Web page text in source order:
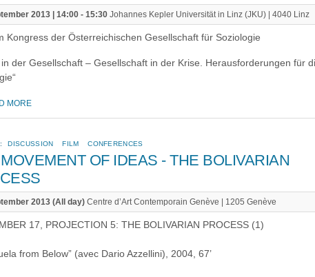
2013 | 14:00 - 15:30 Johannes Kepler Universität in Linz (JKU) | 4040 Linz
Kongress der Österreichischen Gesellschaft für Soziologie
in der Gesellschaft – Gesellschaft in der Krise. Herausforderungen für
MORE
DISCUSSION FILM CONFERENCES
OF IDEAS - THE BOLIVARIAN
2013 (All day) Centre d’Art Contemporain Genève | 1205 Genève
17, PROJECTION 5: THE BOLIVARIAN PROCESS (1)
from Below” (avec Dario Azzellini), 2004, 67’